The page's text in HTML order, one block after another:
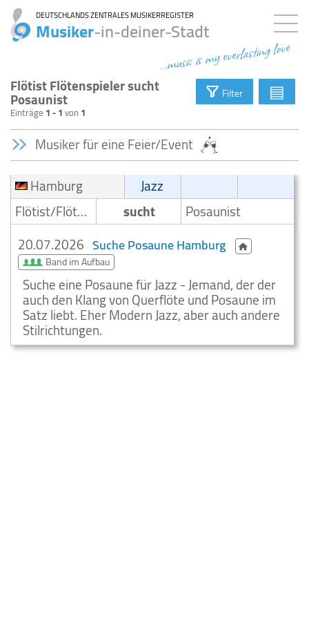
DEUTSCHLANDS ZENTRALES MUSIKERREGISTER
Musiker-in-deiner-Stadt
...music is my everlasting love
Flötist Flötenspieler sucht
Posaunist
Einträge 1 - 1von 1
Filter ▤
Musiker für eine Feier/Event
Hamburg
Jazz
Flötist/Flötenspieler
sucht
Posaunist
20.07.2026 Suche Posaune Hamburg
Band im Aufbau
Suche eine Posaune für Jazz - Jemand, der der
auch den Klang von Querflöte und Posaune im
Satz liebt. Eher Modern Jazz, aber auch andere
Stilrichtungen.